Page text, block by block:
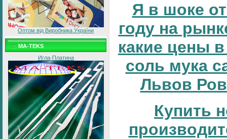
Оптом від Виробника України
MA-TEKS
Игла-Платина
Я в шоке
году на
какие цены
соль мука
Львов
Купить